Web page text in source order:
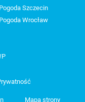
Pogoda Szczecin
Pogoda Wrocław
Mapa strony